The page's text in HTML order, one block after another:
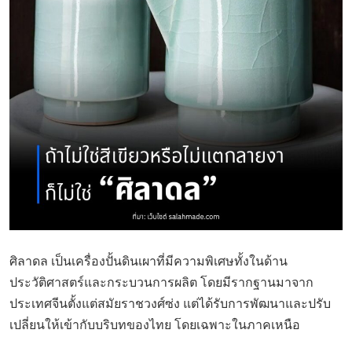
ศิลาดล เป็นเครื่องปั้นดินเผาที่มีความพิเศษทั้งในด้าน
ประวัติศาสตร์และกระบวนการผลิต โดยมีรากฐานมาจาก
ประเทศจีนตั้งแต่สมัยราชวงศ์ซ่ง แต่ได้รับการพัฒนาและปรับ
เปลี่ยนให้เข้ากับบริบทของไทย โดยเฉพาะในภาคเหนือ